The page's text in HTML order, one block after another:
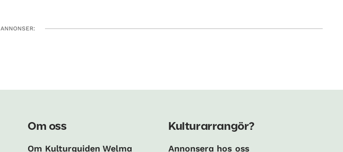
ANNONSER:
Om oss
Om Kulturguiden Welma
Kulturarrangör?
Annonsera hos oss